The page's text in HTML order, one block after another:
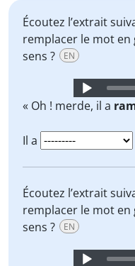
Écoutez l’extrait
remplacer le mot en
sens ?
EN
Audio
Player
« Oh ! merde, il a
Il a
Écoutez l’extrait
remplacer le mot en
sens ?
EN
Audio